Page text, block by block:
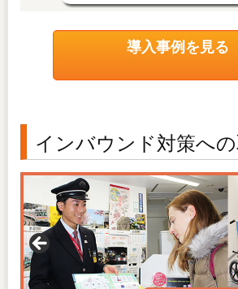
導入事例を見る
インバウンド対策へ